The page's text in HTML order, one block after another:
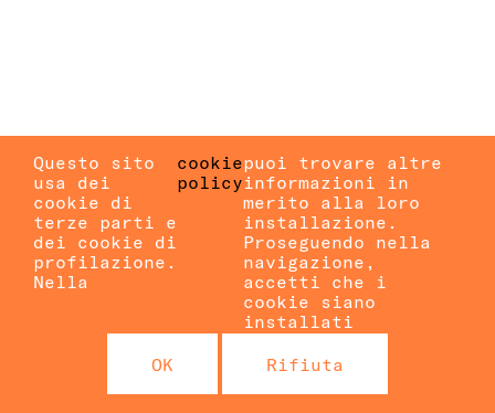
Questo sito
usa dei
cookie di
terze parti e
dei cookie di
profilazione.
Nella
cookie
policy
puoi trovare altre
informazioni in
merito alla loro
installazione.
Proseguendo nella
navigazione,
accetti che i
cookie siano
installati
OK Rifiuta